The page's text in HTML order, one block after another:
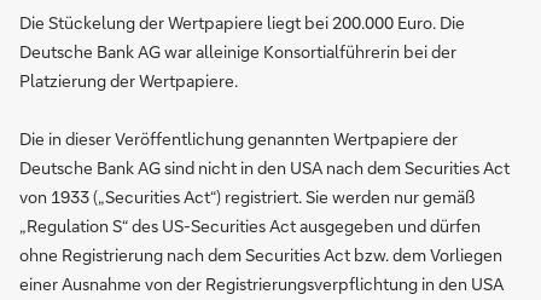
Die Stückelung der Wertpapiere liegt bei 200.000 Euro. Die
Deutsche Bank AG war alleinige Konsortialführerin bei der
Platzierung der Wertpapiere.
Die in dieser Veröffentlichung genannten Wertpapiere der
Deutsche Bank AG sind nicht in den USA nach dem Securities Act
von 1933 („Securities Act“) registriert. Sie werden nur gemäß
„Regulation S“ des US-Securities Act ausgegeben und dürfen
ohne Registrierung nach dem Securities Act bzw. dem Vorliegen
einer Ausnahme von der Registrierungsverpflichtung in den USA